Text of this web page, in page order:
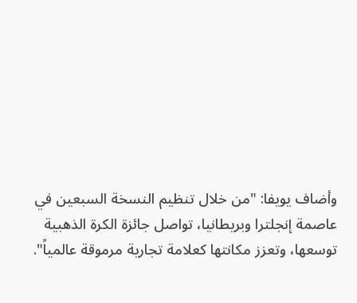
وأضاف يويفا: "من خلال تنظيم النسخة السبعين في
عاصمة إنجلترا وبريطانيا، تواصل جائزة الكرة الذهبية
توسعها، وتعزز مكانتها كعلامة تجارية مرموقة عالمياً".